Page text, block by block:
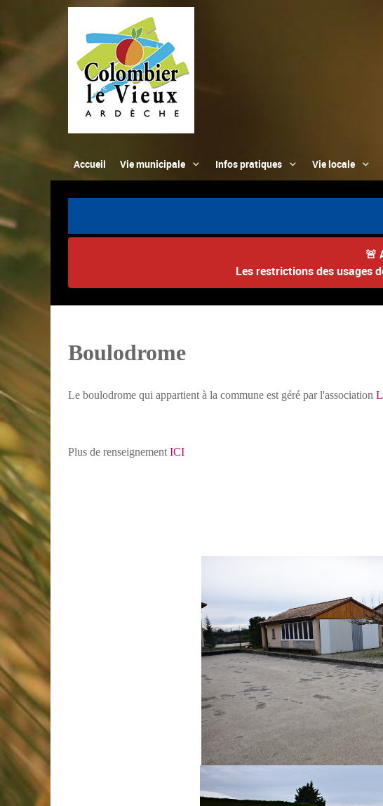
Accueil Vie municipale Infos pratiques Vie locale
🚨
Les restrictions des usages
Boulodrome
Le boulodrome qui appartient à la commune est géré par l'association
Plus de renseignement ICI